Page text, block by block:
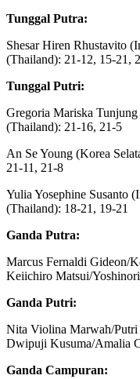
Tunggal Putra:
Shesar Hiren Rhustavito
(Thailand): 21-12, 15-21,
Tunggal Putri:
Gregoria Mariska
(Thailand): 21-16, 21-5
An Se Young (Korea
21-11, 21-8
Yulia Yosephine Susanto
(Thailand): 18-21, 19-21
Ganda Putra:
Marcus Fernaldi Gideon/
Keiichiro Matsui/
Ganda Putri:
Nita Violina Marwah/Putri
Dwipuji Kusuma/Amalia
Ganda Campuran: